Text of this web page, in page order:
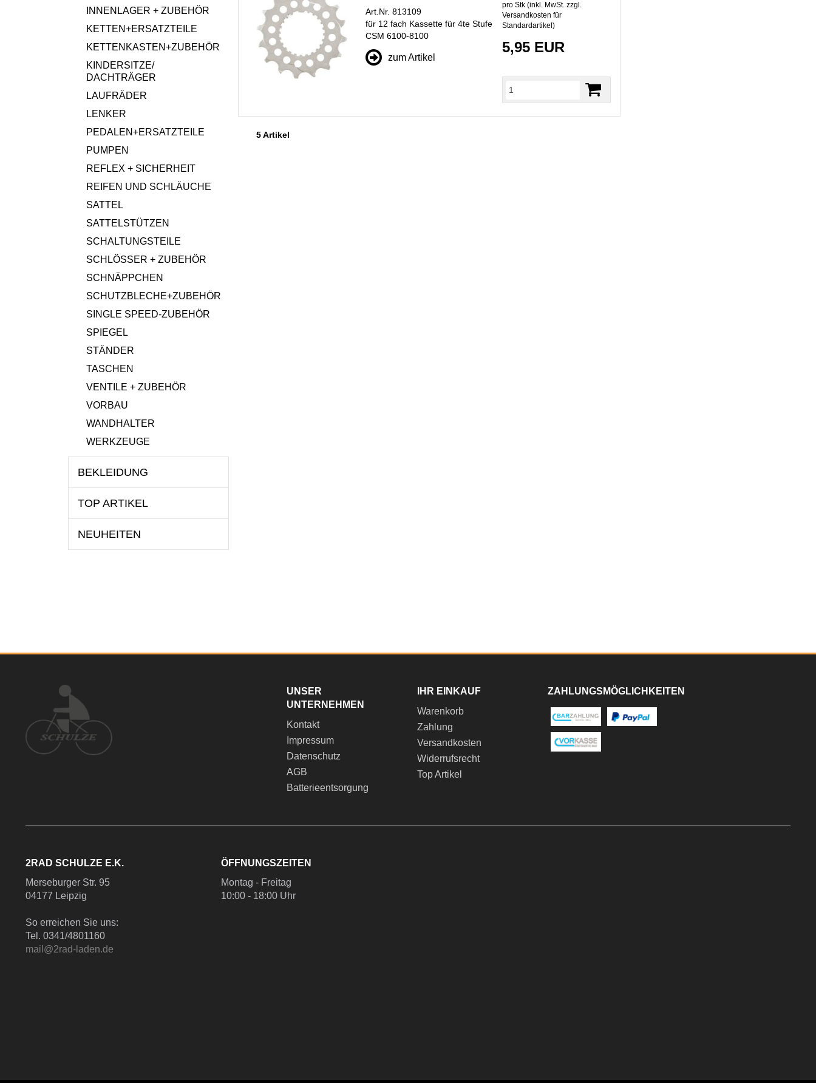
INNENLAGER + ZUBEHÖR
KETTEN+ERSATZTEILE
KETTENKASTEN+ZUBEHÖR
KINDERSITZE/
DACHTRÄGER
LAUFRÄDER
LENKER
PEDALEN+ERSATZTEILE
PUMPEN
REFLEX + SICHERHEIT
REIFEN UND SCHLÄUCHE
SATTEL
SATTELSTÜTZEN
SCHALTUNGSTEILE
SCHLÖSSER + ZUBEHÖR
SCHNÄPPCHEN
SCHUTZBLECHE+ZUBEHÖR
SINGLE SPEED-ZUBEHÖR
SPIEGEL
STÄNDER
TASCHEN
VENTILE + ZUBEHÖR
VORBAU
WANDHALTER
WERKZEUGE
BEKLEIDUNG
TOP ARTIKEL
NEUHEITEN
Art.Nr. 813109
für 12 fach Kassette für 4te Stufe
CSM 6100-8100
zum Artikel
pro Stk (inkl. MwSt. zzgl.
Versandkosten für
Standardartikel )
5,95 EUR
5 Artikel
UNSER
UNTERNEHMEN
Kontakt
Impressum
Datenschutz
AGB
Batterieentsorgung
IHR EINKAUF
Warenkorb
Zahlung
Versandkosten
Widerrufsrecht
Top Artikel
ZAHLUNGSMÖGLICHKEITEN
2RAD SCHULZE E.K.
Merseburger Str. 95
04177 Leipzig
So erreichen Sie uns:
Tel. 0341/4801160
mail@2rad-laden.de
ÖFFNUNGSZEITEN
Montag - Freitag
10:00 - 18:00 Uhr